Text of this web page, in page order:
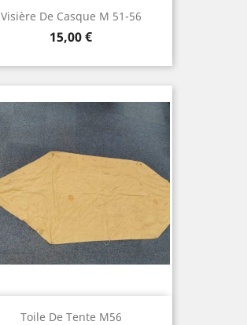
Visière De Casque M 51-56
Prix
15,00 €
Toile De Tente M56